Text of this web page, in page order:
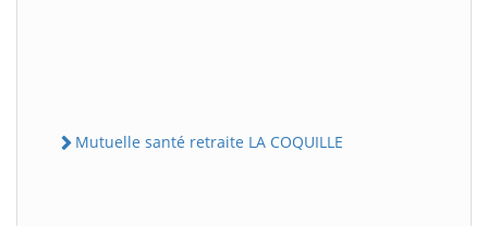
Mutuelle santé retraite LA COQUILLE